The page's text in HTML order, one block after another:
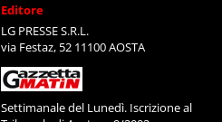
Editore
LG PRESSE S.R.L.
via Festaz, 52 11100 AOSTA
Settimanale del Lunedì. Iscrizione al